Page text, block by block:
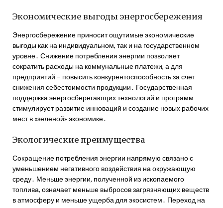
Экономические выгоды энергосбережения
Энергосбережение приносит ощутимые экономические
выгоды как на индивидуальном, так и на государственном
уровне․ Снижение потребления энергии позволяет
сократить расходы на коммунальные платежи, а для
предприятий – повысить конкурентоспособность за счет
снижения себестоимости продукции․ Государственная
поддержка энергосберегающих технологий и программ
стимулирует развитие инноваций и создание новых рабочих
мест в «зеленой» экономике․
Экологические преимущества
Сокращение потребления энергии напрямую связано с
уменьшением негативного воздействия на окружающую
среду․ Меньше энергии, полученной из ископаемого
топлива, означает меньше выбросов загрязняющих веществ
в атмосферу и меньше ущерба для экосистем․ Переход на